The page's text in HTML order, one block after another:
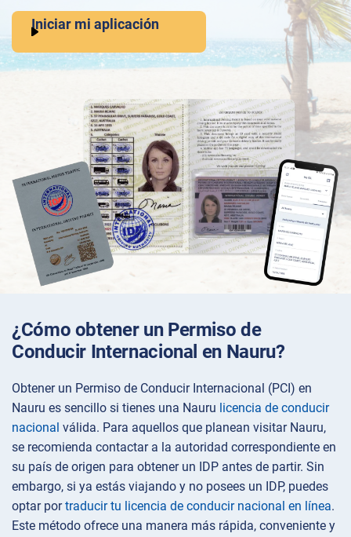
Iniciar mi aplicación
¿Cómo obtener un Permiso de
Conducir Internacional en Nauru?
Obtener un Permiso de Conducir Internacional (PCI) en
Nauru es sencillo si tienes una Nauru licencia de conducir
nacional válida. Para aquellos que planean visitar Nauru,
se recomienda contactar a la autoridad correspondiente en
su país de origen para obtener un IDP antes de partir. Sin
embargo, si ya estás viajando y no posees un IDP, puedes
optar portraducir tu licencia de conducir nacional en línea.
Este método ofrece una manera más rápida, conveniente y